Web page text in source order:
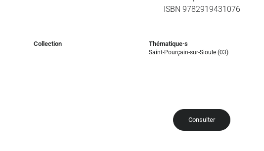
ISBN 9782919431076
Collection Thématique·s
Saint-Pourçain-sur-Sioule (03)
Consulter